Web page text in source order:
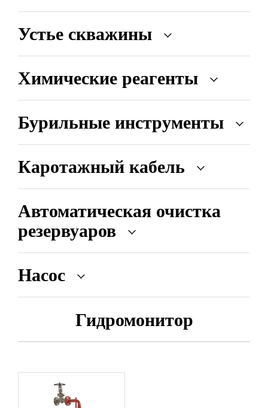
Устье скважины
Химические реагенты
Бурильные инструменты
Каротажный кабель
Автоматическая очистка
резервуаров
Насос
Гидромонитор